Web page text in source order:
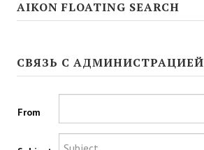
Sims 4
Star Wars Knights of the Old Republic 1
Star Wars Knights of the Old Republic 2
Titan Quest Immortal Throne
AIKON FLOATING SEARCH
СВЯЗЬ С АДМИНИСТРАЦИЕЙ
From